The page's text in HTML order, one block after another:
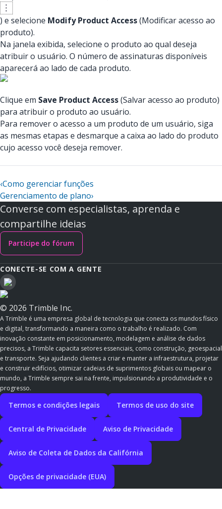
) e selecione Modify Product Access(Modificar acesso ao
produto).
Na janela exibida, selecione o produto ao qual deseja
atribuir o usuário. O número de assinaturas disponíveis
aparecerá ao lado de cada produto.
Clique em Save Product Access(Salvar acesso ao produto)
para atribuir o produto ao usuário.
Para remover o acesso a um produto de um usuário, siga
as mesmas etapas e desmarque a caixa ao lado do produto
cujo acesso você deseja remover.
‹Como gerenciar funções
Gerenciamento de plano›
Converse com especialistas, aprenda e
compartilhe ideias
Participe do fórum
CONECTE-SE COM A GENTE
© 2026 Trimble Inc.
A Trimble é uma empresa global de tecnologia que conecta os mundos físico
e digital, transformando a maneira como o trabalho é realizado. Com
inovação constante em posicionamento, modelagem e análise de dados
precisos, a Trimble capacita setores essenciais, como construção, geoespacial
e transporte. Seja ajudando clientes a criar e manter a infraestrutura, projetar
e construir edifícios, otimizar cadeias de suprimentos globais ou mapear o
mundo, a Trimble sempre sai na frente, impulsionando a produtividade e o
progresso.
Termos e condições legais Termos de uso do site
Central de Privacidade Aviso de Privacidade
Aviso de Coleta de Dados da Califórnia
Opções de privacidade (EUA)